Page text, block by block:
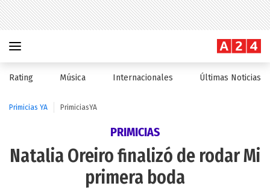
Rating Música Internacionales Últimas Noticias
Primicias YA PrimiciasYA
PRIMICIAS
Natalia Oreiro finalizó de rodar Mi
primera boda